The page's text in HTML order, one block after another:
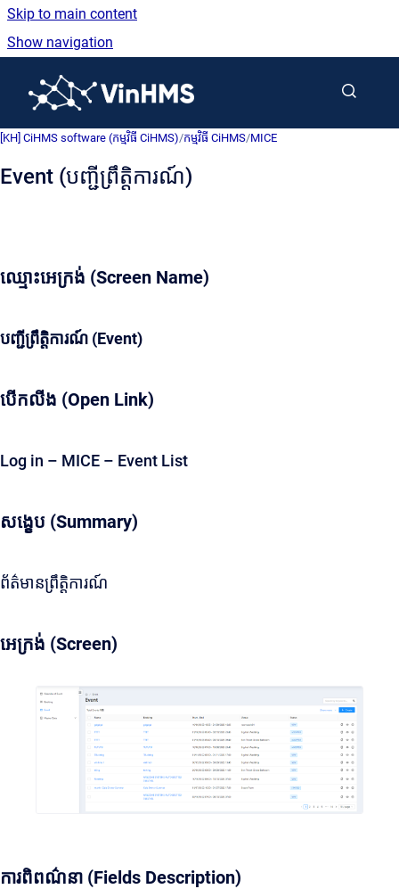
Skip to main content
Show navigation
[KH] CiHMS software (កម្មវិធី CiHMS)/កម្មវិធី CiHMS/MICE
Event (បញ្ជីព្រឹត្តិការណ៍)
ឈ្មោះអេក្រង់ (Screen Name)
បញ្ជីព្រឹត្តិការណ៍ (Event)
បើកលីង (Open Link)
Log in – MICE – Event List
សង្ខេប (Summary)
ព័ត៌មានព្រឹត្តិការណ៍
អេក្រង់ (Screen)
ការពិពណ៌នា (Fields Description)